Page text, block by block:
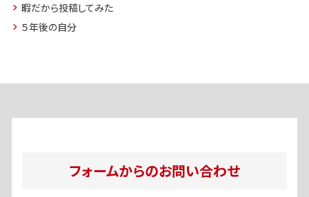
暇だから投稿してみた
５年後の自分
フォームからのお問い合わせ